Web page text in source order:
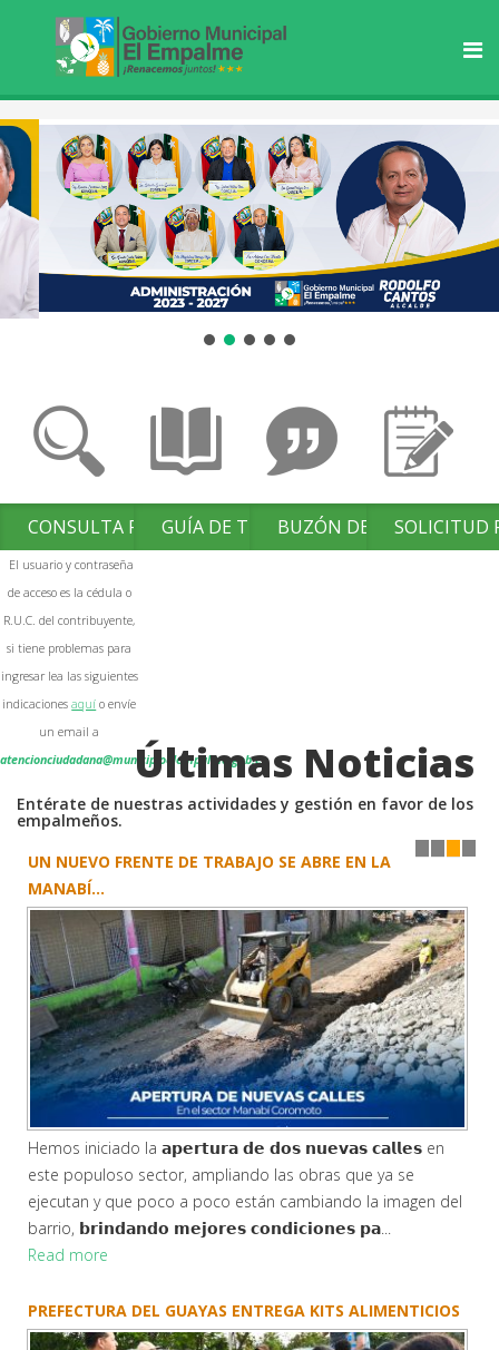
CONSULTA FACTURAS
El usuario y contraseña
de acceso es la cédula o
R.U.C. del contribuyente,
si tiene problemas para
ingresar lea las siguientes
indicacionesaquí o envíe
un email a
atencionciudadana@municipioelempalme.gob.ec
GUÍA DE TRÁMITESBUZÓN DE SUGERENCIAS
SOLICITUD
Últimas Noticias
Entérate de nuestras actividades y gestión en favor de los
empalmeños.
1 2 3
UN NUEVO FRENTE DE TRABAJO SE ABRE EN LA
MANABÍ...
Hemos iniciado la 𝗮𝗽𝗲𝗿𝘁𝘂𝗿𝗮 𝗱𝗲 𝗱𝗼𝘀 𝗻𝘂𝗲𝘃𝗮𝘀 𝗰𝗮𝗹𝗹𝗲𝘀 en
este populoso sector, ampliando las obras que ya se
ejecutan y que poco a poco están cambiando la imagen del
barrio, 𝗯𝗿𝗶𝗻𝗱𝗮𝗻𝗱𝗼 𝗺𝗲𝗷𝗼𝗿𝗲𝘀 𝗰𝗼𝗻𝗱𝗶𝗰𝗶𝗼𝗻𝗲𝘀 𝗽𝗮...
Read more
PREFECTURA DEL GUAYAS ENTREGA KITS ALIMENTICIOS